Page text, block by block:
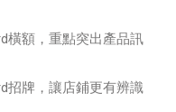
橫額，重點突出產品訊
招牌，讓店鋪更有辨識